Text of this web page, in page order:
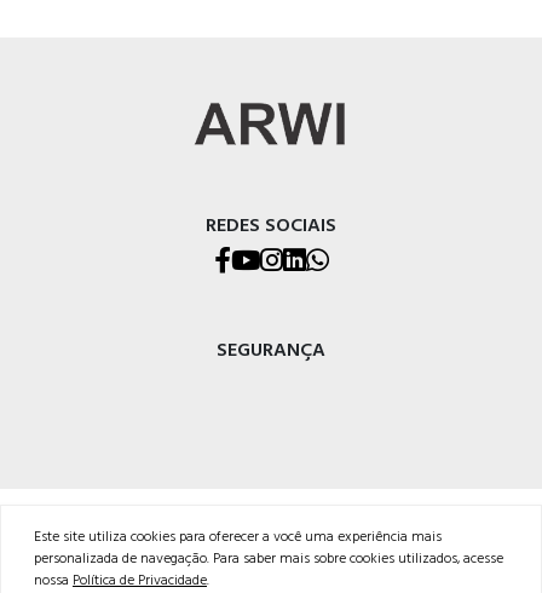
REDES SOCIAIS
SEGURANÇA
Endereço: Rua Pio XII, 741, Caxias do Sul – RS
CEP: 95032-700
Fone: (54) 3026-8888
Este site utiliza cookies para oferecer a você uma experiência mais
personalizada de navegação. Para saber mais sobre cookies utilizados, acesse
nossa Política de Privacidade.